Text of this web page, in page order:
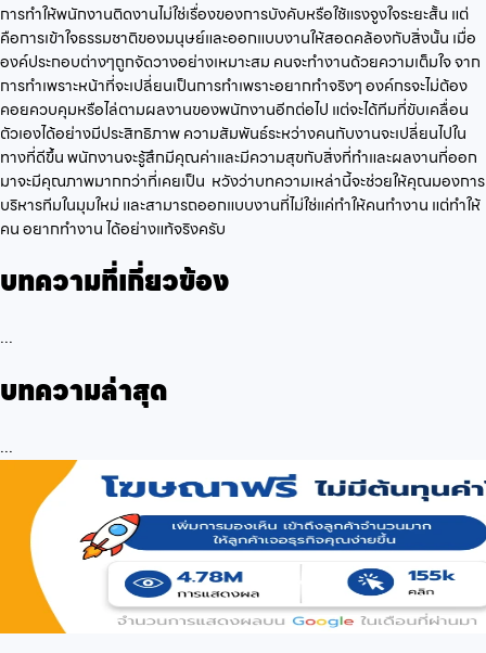
การทำให้พนักงานติดงานไม่ใช่เรื่องของการบังคับหรือใช้แรงจูงใจระยะสั้น แต่
คือการเข้าใจธรรมชาติของมนุษย์และออกแบบงานให้สอดคล้องกับสิ่งนั้น เมื่อ
องค์ประกอบต่างๆถูกจัดวางอย่างเหมาะสม คนจะทำงานด้วยความเต็มใจ จาก
การทำเพราะหน้าที่จะเปลี่ยนเป็นการทำเพราะอยากทำจริงๆ องค์กรจะไม่ต้อง
คอยควบคุมหรือไล่ตามผลงานของพนักงานอีกต่อไป แต่จะได้ทีมที่ขับเคลื่อน
ตัวเองได้อย่างมีประสิทธิภาพ ความสัมพันธ์ระหว่างคนกับงานจะเปลี่ยนไปใน
ทางที่ดีขึ้น พนักงานจะรู้สึกมีคุณค่าและมีความสุขกับสิ่งที่ทำและผลงานที่ออก
มาจะมีคุณภาพมากกว่าที่เคยเป็น หวังว่าบทความเหล่านี้จะช่วยให้คุณมองการ
บริหารทีมในมุมใหม่ และสามารถออกแบบงานที่ไม่ใช่แค่ทำให้คนทำงาน แต่ทำให้
คน อยากทำงาน ได้อย่างแท้จริงครับ
บทความที่เกี่ยวข้อง
...
บทความล่าสุด
...